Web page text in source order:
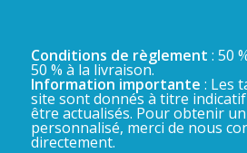
Conditions de règlement : 50
50 % à la livraison.
Information importante : Les
site sont donnés à titre
être actualisés. Pour obtenir
personnalisé, merci de nous
directement.